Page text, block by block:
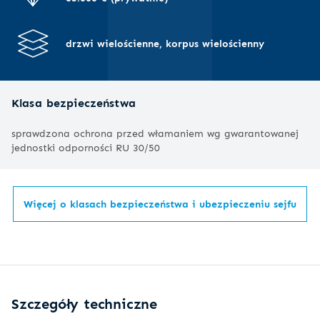
drzwi wielościenne, korpus wielościenny
Klasa bezpieczeństwa
sprawdzona ochrona przed włamaniem wg gwarantowanej
jednostki odporności RU 30/50
Więcej o klasach bezpieczeństwa i ubezpieczeniu sejfu
Szczegóły techniczne